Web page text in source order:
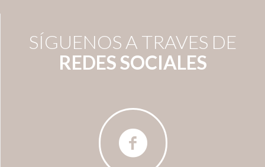
SÍGUENOS A TRAVES DE
REDES SOCIALES